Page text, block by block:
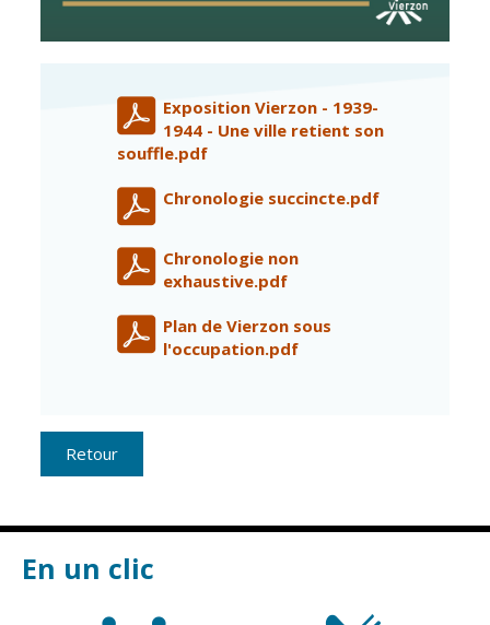
Pharmacies de
Découvrir
Vierzon
vendredi
Piscine Charles
Moreira
Associations
Cadre de vie Vie citoyenne
Exposition Vierzon - 1939-
1944 - Une ville retient son
souffle.pdf
Chronologie succincte.pdf
Chronologie non
exhaustive.pdf
Plan de Vierzon sous
l'occupation.pdf
Retour
En un clic